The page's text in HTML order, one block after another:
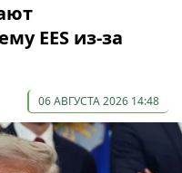
EES из-за
06 АВГУСТА 2026 14:48